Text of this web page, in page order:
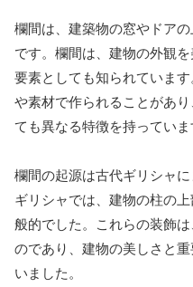
欄間は、建築物の窓やドア
です。欄間は、建物の外観
要素としても知られていま
や素材で作られることがあ
ても異なる特徴を持っていま
欄間の起源は古代ギリシャ
ギリシャでは、建物の柱の
般的でした。これらの装飾
のであり、建物の美しさと
いました。